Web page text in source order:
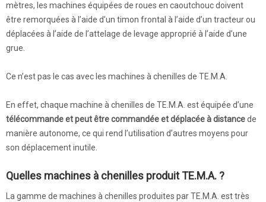
mètres, les machines équipées de roues en caoutchouc doivent
être remorquées à l’aide d’un timon frontal à l’aide d’un tracteur ou
déplacées à l’aide de l’attelage de levage approprié à l’aide d’une
grue.
Ce n’est pas le cas avec les machines à chenilles de TE.M.A.
En effet, chaque machine à chenilles de TE.M.A. est équipée d’une
télécommande et peut être commandée et déplacée à distancede
manière autonome, ce qui rend l’utilisation d’autres moyens pour
son déplacement inutile.
Quelles machines à chenilles produit TE.M.A. ?
La gamme de machines à chenilles produites par TE.M.A. est très